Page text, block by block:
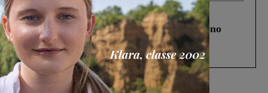
Cronaca 4 Agosto 2026
Un anno fa la strage in A1 in cui morirono
Gianni, Giulia e Franco. Lo schianto, il
processo, lo stop ai sorpassi fra tir....